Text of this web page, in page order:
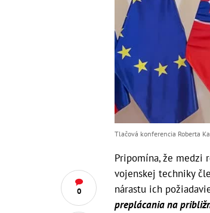
0
Tlačová konferencia Roberta
Pripomína, že medzi
vojenskej techniky
nárastu ich
preplácania na